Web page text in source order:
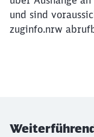
und sind
zuginfo.nrw